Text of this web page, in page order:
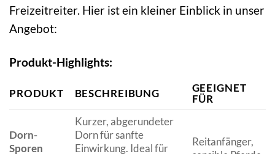
Freizeitreiter. Hier ist ein kleiner Einblick in unser
Angebot:
Produkt-Highlights:
PRODUKT BESCHREIBUNG
GEEIGNET
FÜR
Dorn-
Sporen
Kurzer, abgerundeter
Dorn für sanfte
Einwirkung. Ideal für
Reitanfänger,